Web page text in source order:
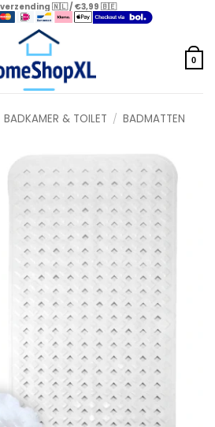
🇳🇱 / €3,99 🇧🇪
0
BADKAMER & TOILET / BADMATTEN